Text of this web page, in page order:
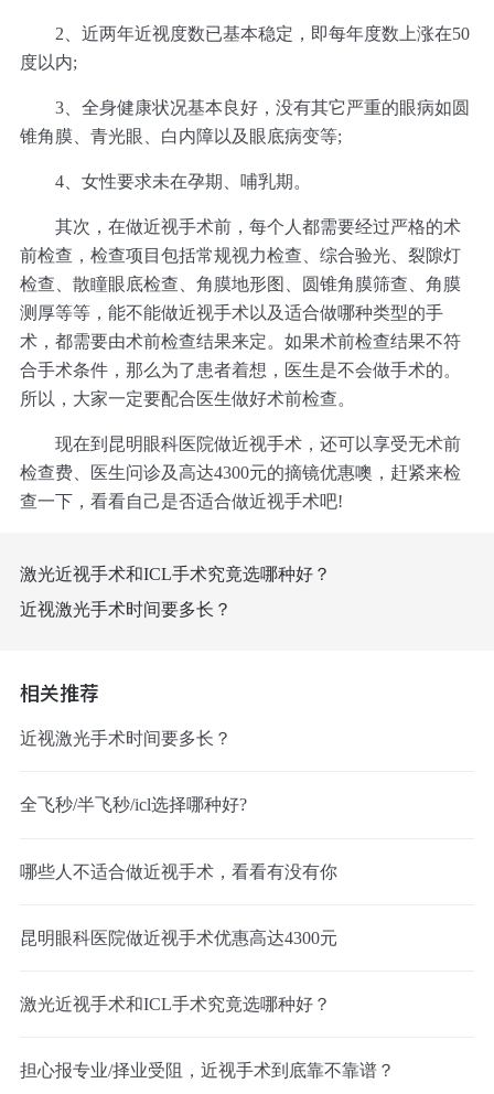
2、近两年近视度数已基本稳定，即每年度数上涨在50
度以内;
3、全身健康状况基本良好，没有其它严重的眼病如圆
锥角膜、青光眼、白内障以及眼底病变等;
4、女性要求未在孕期、哺乳期。
其次，在做近视手术前，每个人都需要经过严格的术
前检查，检查项目包括常规视力检查、综合验光、裂隙灯
检查、散瞳眼底检查、角膜地形图、圆锥角膜筛查、角膜
测厚等等，能不能做近视手术以及适合做哪种类型的手
术，都需要由术前检查结果来定。如果术前检查结果不符
合手术条件，那么为了患者着想，医生是不会做手术的。
所以，大家一定要配合医生做好术前检查。
现在到昆明眼科医院做近视手术，还可以享受无术前
检查费、医生问诊及高达4300元的摘镜优惠噢，赶紧来检
查一下，看看自己是否适合做近视手术吧!
激光近视手术和ICL手术究竟选哪种好？
近视激光手术时间要多长？
相关推荐
近视激光手术时间要多长？
全飞秒/半飞秒/icl选择哪种好?
哪些人不适合做近视手术，看看有没有你
昆明眼科医院做近视手术优惠高达4300元
激光近视手术和ICL手术究竟选哪种好？
担心报专业/择业受阻，近视手术到底靠不靠谱？